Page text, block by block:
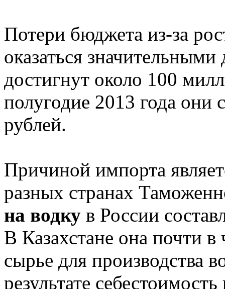
Потери бюджета из-за
оказаться
достигнут около 100
полугодие 2013 года они
рублей.
Причиной импорта
разных странах
на водку в России
В Казахстане она почти
сырье для производства
результате